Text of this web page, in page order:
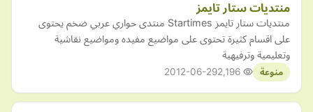
منتديات ستار تايمز
منتديات ستار تايمز Startimes منتدى حواري عربي ضخم يحتوى
على اقسام كثيرة تحتوى على مواضيع مفيده ومواضيع نقاشية
وتعليمية وترفيهية
منوعة 2012-06-29